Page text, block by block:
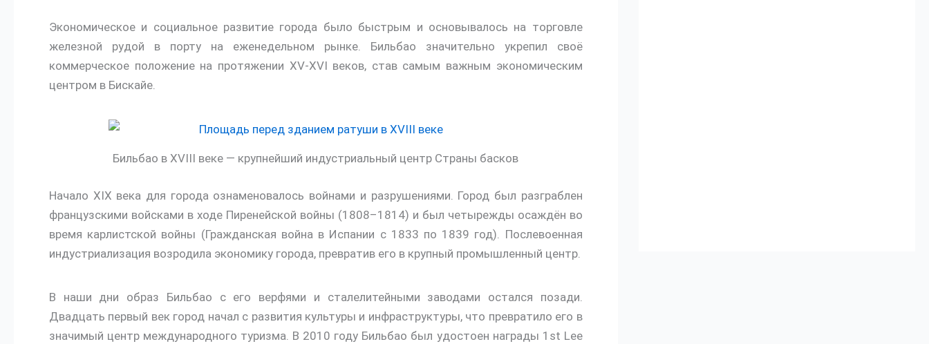
Экономическое и социальное развитие города было быстрым и основывалось на торговле
железной рудой в порту на еженедельном рынке. Бильбао значительно укрепил своё
коммерческое положение на протяжении XV-XVI веков, став самым важным экономическим
центром в Бискайе.
Бильбао в XVIII веке — крупнейший индустриальный центр Страны басков
Начало XIX века для города ознаменовалось войнами и разрушениями. Город был разграблен
французскими войсками в ходе Пиренейской войны (1808–1814) и был четырежды осаждён во
время карлистской войны (Гражданская война в Испании с 1833 по 1839 год). Послевоенная
индустриализация возродила экономику города, превратив его в крупный промышленный центр.
В наши дни образ Бильбао с его верфями и сталелитейными заводами остался позади.
Двадцать первый век город начал с развития культуры и инфраструктуры, что превратило его в
значимый центр международного туризма. В 2010 году Бильбао был удостоен награды 1st Lee